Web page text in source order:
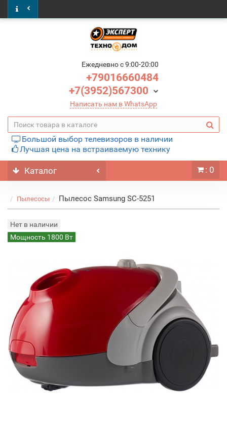
Ежедневно c 9:00-20:00
+79016660484
+7(3952)567300
Написать нам в WhatsApp
Большой выбор телевизоров в наличии
Лучшая цена на встраиваемую технику
Каталог : 0
Пылесосы Пылесос Samsung SC-5251
Нет в наличии
Мощность 1800 Вт